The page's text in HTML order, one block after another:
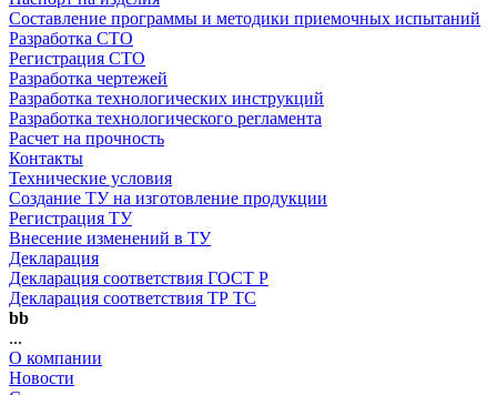
Составление программы и методики приемочных испытаний
Разработка СТО
Регистрация СТО
Разработка чертежей
Разработка технологических инструкций
Разработка технологического регламента
Расчет на прочность
Контакты
Технические условия
Создание ТУ на изготовление продукции
Регистрация ТУ
Внесение изменений в ТУ
Декларация
Декларация соответствия ГОСТ Р
Декларация соответствия ТР ТС
bb
...
О компании
Новости